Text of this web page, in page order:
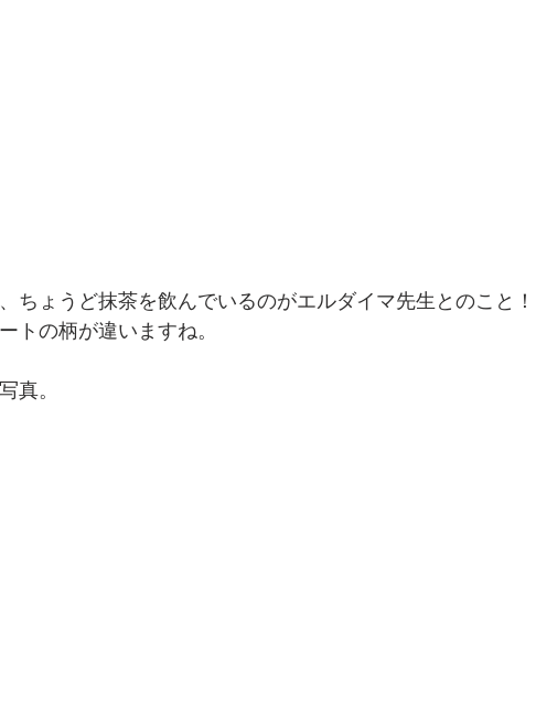
ちょうど抹茶を飲んでいるのがエルダイマ先生とのこと！
トの柄が違いますね。
真。